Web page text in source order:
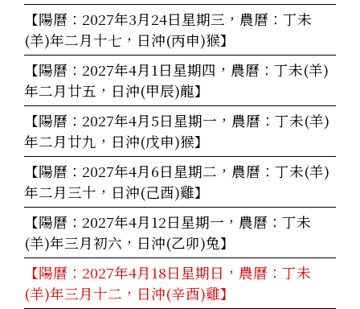
【陽曆：2027年3月24日星期三，農曆：丁未
(羊)年二月十七，日沖(丙申)猴】
【陽曆：2027年4月1日星期四，農曆：丁未(羊)
年二月廿五，日沖(甲辰)龍】
【陽曆：2027年4月5日星期一，農曆：丁未(羊)
年二月廿九，日沖(戊申)猴】
【陽曆：2027年4月6日星期二，農曆：丁未(羊)
年二月三十，日沖(己酉)雞】
【陽曆：2027年4月12日星期一，農曆：丁未
(羊)年三月初六，日沖(乙卯)兔】
【陽曆：2027年4月18日星期日，農曆：丁未
(羊)年三月十二，日沖(辛酉)雞】